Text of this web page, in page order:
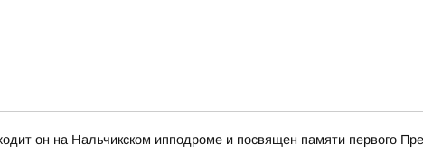
он на Нальчикском ипподроме и посвящен памяти первого